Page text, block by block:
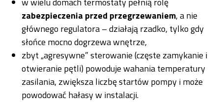
zabezpieczenia przed przegrzewaniem, a nie
głównego regulatora – działają rzadko, tylko gdy
słońce mocno dogrzewa wnętrze,
zbyt „agresywne” sterowanie (częste zamykanie i
otwieranie pętli) powoduje wahania temperatury
zasilania, zwiększa liczbę startów pompy i może
powodować hałasy w instalacji.